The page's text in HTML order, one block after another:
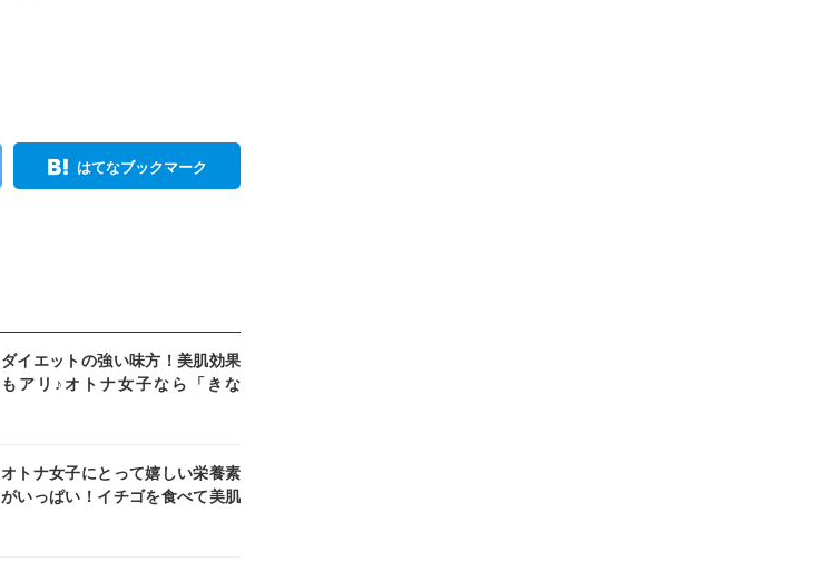
はてなブックマーク
ダイエットの強い味方！美肌効果
もアリ♪オトナ女子なら「きな
オトナ女子にとって嬉しい栄養素
がいっぱい！イチゴを食べて美肌